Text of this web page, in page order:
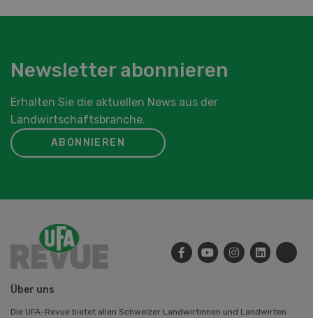
Newsletter abonnieren
Erhalten Sie die aktuellen News aus der
Landwirtschaftsbranche.
ABONNIEREN
Über uns
Die UFA-Revue bietet allen Schweizer Landwirtinnen und Landwirten